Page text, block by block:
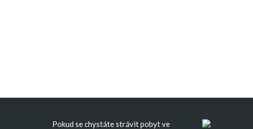
Pokud se chystáte strávit pobyt ve